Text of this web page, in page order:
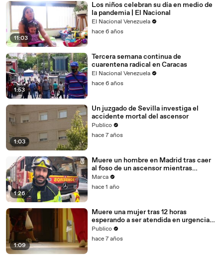
11:03
Los niños celebran su día en medio de
la pandemia | El Nacional
El Nacional Venezuela
hace 6 años
1:53
Tercera semana continua de
cuarentena radical en Caracas
El Nacional Venezuela
hace 6 años
1:03
Un juzgado de Sevilla investiga el
accidente mortal del ascensor
Publico
hace 7 años
1:26
Muere un hombre en Madrid tras caer
al foso de un ascensor mientras
intentaba tirar a su mujer
Marca
hace 1 año
1:09
Muere una mujer tras 12 horas
esperando a ser atendida en urgencias
de un hospital de Úbeda
Publico
hace 7 años